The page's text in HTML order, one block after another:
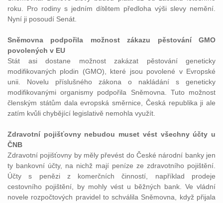
roku. Pro rodiny s jedním dítětem předloha výši slevy nemění.
Nyní ji posoudí Senát.
Sněmovna podpořila možnost zákazu pěstování GMO
povolených v EU
Stát asi dostane možnost zakázat pěstování geneticky
modifikovaných plodin (GMO), které jsou povolené v Evropské
unii. Novelu příslušného zákona o nakládání s geneticky
modifikovanými organismy podpořila Sněmovna. Tuto možnost
členským státům dala evropská směrnice, Česká republika ji ale
zatím kvůli chybějící legislativě nemohla využít.
Zdravotní pojišťovny nebudou muset vést všechny účty u
ČNB
Zdravotní pojišťovny by měly převést do České národní banky jen
ty bankovní účty, na nichž mají peníze ze zdravotního pojištění.
Účty s penězi z komerčních činností, například prodeje
cestovního pojištění, by mohly vést u běžných bank. Ve vládní
novele rozpočtových pravidel to schválila Sněmovna, když přijala